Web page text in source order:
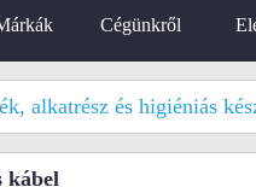
Cégünkről
alkatrész és higiéniás
kábel